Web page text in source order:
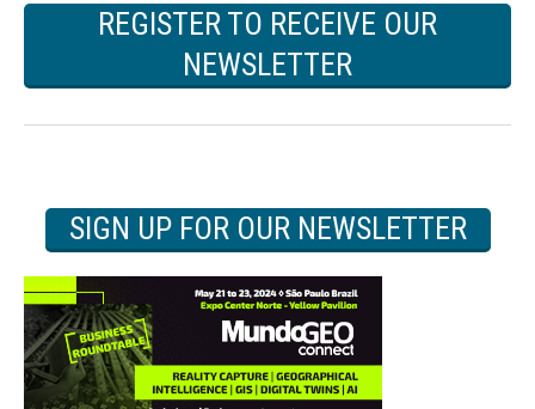
REGISTER TO RECEIVE OUR
NEWSLETTER
SIGN UP FOR OUR NEWSLETTER